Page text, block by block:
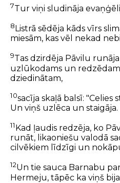
7Tur viņi sludināja
8 Listrā sēdēja kāds vīrs
miesām, kas vēl nekad
9Tas dzirdēja Pāvilu
uzlūkodams un
dziedinātam,
10sacīja skaļā balsī: "Celies
Un viņš uzlēca un staigāja.
11 Kad ļaudis redzēja, ko
runāt, likaoniešu valodā
cilvēkiem līdzīgi un
12Un tie sauca Barnabu
Hermeju, tāpēc ka viņš